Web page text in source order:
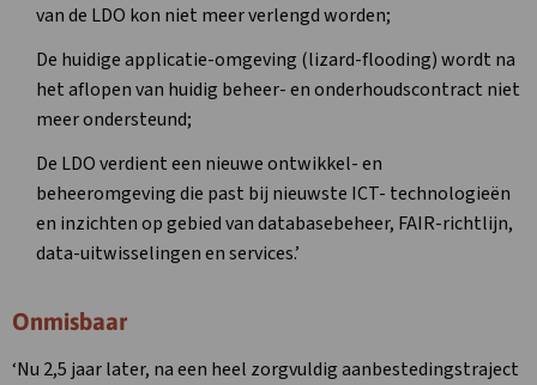
van de LDO kon niet meer verlengd worden;
De huidige applicatie-omgeving (lizard-flooding) wordt na
het aflopen van huidig beheer- en onderhoudscontract niet
meer ondersteund;
De LDO verdient een nieuwe ontwikkel- en
beheeromgeving die past bij nieuwste ICT- technologieën
en inzichten op gebied van databasebeheer, FAIR-richtlijn,
data-uitwisselingen en services.’
Onmisbaar
‘Nu 2,5 jaar later, na een heel zorgvuldig aanbestedingstraject